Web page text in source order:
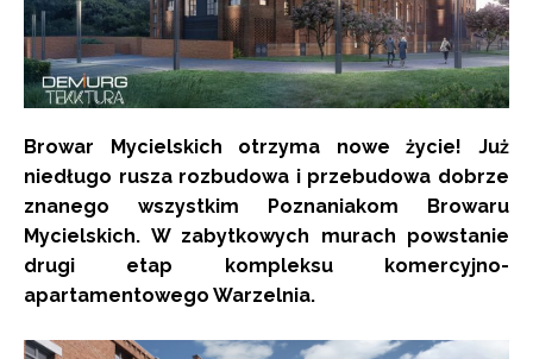
Browar Mycielskich otrzyma nowe życie! Już
niedługo rusza rozbudowa i przebudowa dobrze
znanego wszystkim Poznaniakom Browaru
Mycielskich. W zabytkowych murach powstanie
drugi etap kompleksu komercyjno-
apartamentowego Warzelnia.